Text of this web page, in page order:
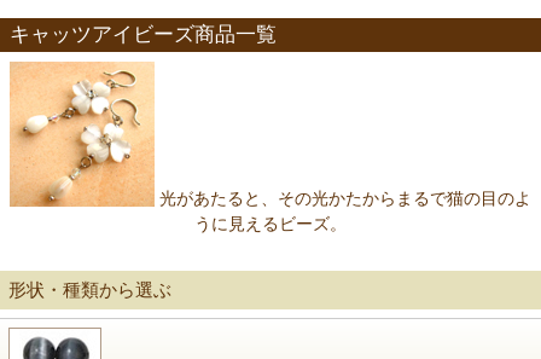
キャッツアイビーズ商品一覧
光があたると、その光かたからまるで猫の目のよ
うに見えるビーズ。
形状・種類から選ぶ